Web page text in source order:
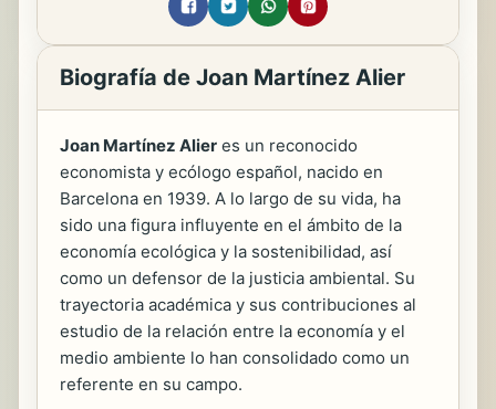
Biografía de Joan Martínez Alier
Joan Martínez Alier es un reconocido
economista y ecólogo español, nacido en
Barcelona en 1939. A lo largo de su vida, ha
sido una figura influyente en el ámbito de la
economía ecológica y la sostenibilidad, así
como un defensor de la justicia ambiental. Su
trayectoria académica y sus contribuciones al
estudio de la relación entre la economía y el
medio ambiente lo han consolidado como un
referente en su campo.